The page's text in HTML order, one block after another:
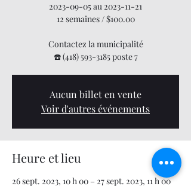
2023-09-05 au 2023-11-21
12 semaines / $100.00
Contactez la municipalité
☎️ (418) 593-3185 poste 7
Aucun billet en vente
Voir d'autres événements
Heure et lieu
26 sept. 2023, 10 h 00 – 27 sept. 2023, 11 h 00